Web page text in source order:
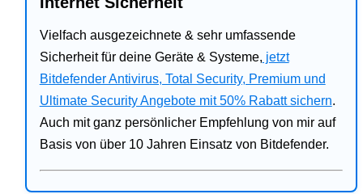
Vielfach ausgezeichnete & sehr umfassende
Sicherheit für deine Geräte & Systeme, jetzt
Bitdefender Antivirus, Total Security, Premium und
Ultimate Security Angebote mit 50% Rabatt sichern.
Auch mit ganz persönlicher Empfehlung von mir auf
Basis von über 10 Jahren Einsatz von Bitdefender.